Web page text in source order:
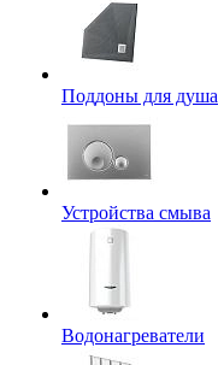
Поддоны для душа
Устройства смыва
Водонагреватели